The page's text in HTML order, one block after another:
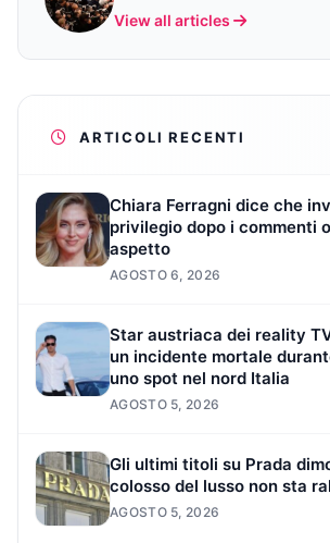
View all articles
ARTICOLI RECENTI
Chiara Ferragni dice che
privilegio dopo i commenti
aspetto
AGOSTO 6, 2026
Star austriaca dei reality
un incidente mortale
uno spot nel nord Italia
AGOSTO 5, 2026
Gli ultimi titoli su Prada
colosso del lusso non sta
AGOSTO 5, 2026